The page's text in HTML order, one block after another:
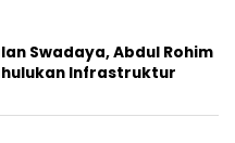
Swadaya, Abdul Rohim
Infrastruktur